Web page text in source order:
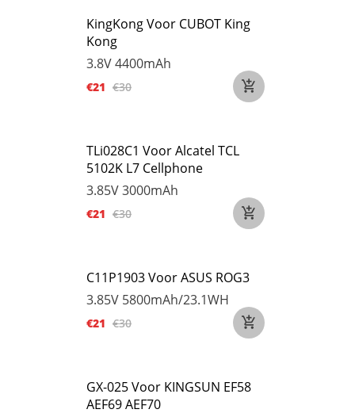
KingKong Voor CUBOT King
Kong
3.8V4400mAh
€21 €30
TLi028C1 Voor Alcatel TCL
5102K L7 Cellphone
3.85V3000mAh
€21 €30
C11P1903 Voor ASUS ROG3
3.85V 5800mAh/23.1WH
€21 €30
GX-025 Voor KINGSUN EF58
AEF69 AEF70